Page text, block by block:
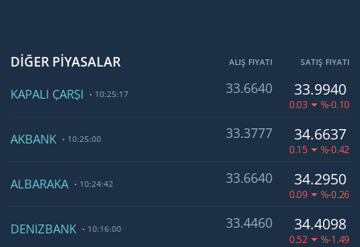
DİĞER PİYASALAR ALIŞ FIYATI SATIŞ FIYATI
KAPALI ÇARŞI 10:25:17 33.6640 33.9940
0.03 %-0.10
AKBANK 10:25:00 33.3777 34.6637
0.15 %-0.42
ALBARAKA 10:24:42 33.6640 34.2950
0.09 %-0.26
DENİZBANK 10:16:00 33.4460 34.4098
0.52 %-1.49